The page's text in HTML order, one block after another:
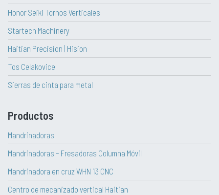
Honor Seiki Tornos Verticales
Startech Machinery
Haitian Precision | Hision
Tos Celakovice
Sierras de cinta para metal
Productos
Mandrinadoras
Mandrinadoras – Fresadoras Columna Móvil
Mandrinadora en cruz WHN 13 CNC
Centro de mecanizado vertical Haitian